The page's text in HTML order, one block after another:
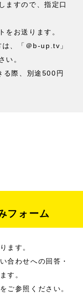
ますので、指定口
をお送ります。
、「＠b-up.tv」
い。
る際、別途500円
フォーム
ます。
合わせへの回答・
す。
をご参照ください。